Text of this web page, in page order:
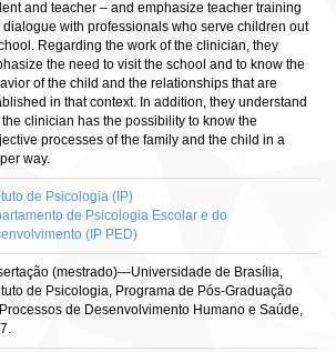
and teacher – and emphasize teacher training
dialogue with professionals who serve children out
Regarding the work of the clinician, they
the need to visit the school and to know the
of the child and the relationships that are
in that context. In addition, they understand
the clinician has the possibility to know the
processes of the family and the child in a
way.
de Psicologia (IP)
de Psicologia Escolar e do
(IP PED)
(mestrado)—Universidade de Brasília,
de Psicologia, Programa de Pós-Graduação
de Desenvolvimento Humano e Saúde,